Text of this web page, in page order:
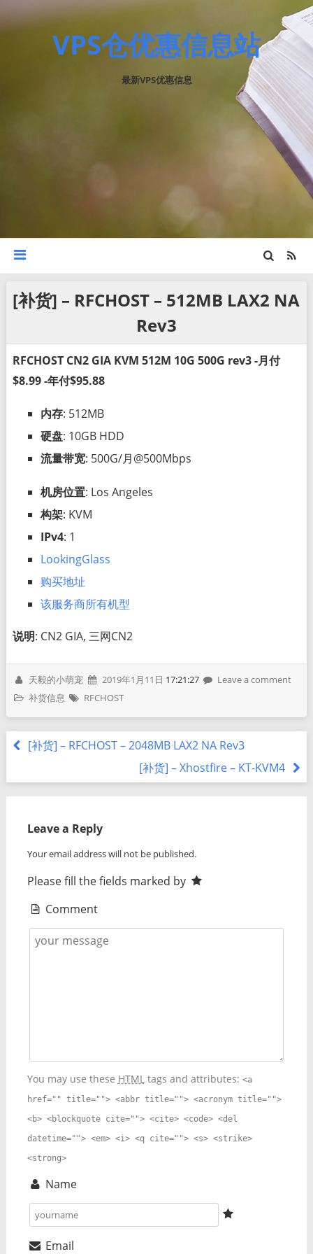
VPS仓优惠信息站
最新VPS优惠信息
[补货] – RFCHOST – 512MB LAX2 NA
Rev3
RFCHOST CN2 GIA KVM 512M 10G 500G rev3 -月付
$8.99 -年付$95.88
内存: 512MB
硬盘: 10GB HDD
流量带宽: 500G/月@500Mbps
机房位置: Los Angeles
构架: KVM
IPv4: 1
LookingGlass
购买地址
该服务商所有机型
说明: CN2 GIA, 三网CN2
天毅的小萌宠 2019年1月11日 17:21:27
Leave a comment
补货信息
RFCHOST
[补货] – RFCHOST – 2048MB LAX2 NA Rev3
[补货] – Xhostfire – KT-KVM4
Leave a Reply
Your email address will not be published.
Please fill the fields marked by
Comment
You may use these HTMLtags and attributes: <a
href="" title=""> <abbr title=""> <acronym title="">
<b> <blockquote cite=""> <cite> <code> <del
datetime=""> <em> <i> <q cite=""> <s> <strike>
<strong>
Name
Email